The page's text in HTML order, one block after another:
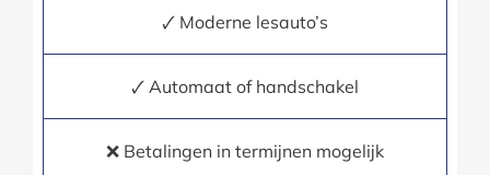
🗸 Moderne lesauto’s
🗸 Automaat of handschakel
❌ Betalingen in termijnen mogelijk